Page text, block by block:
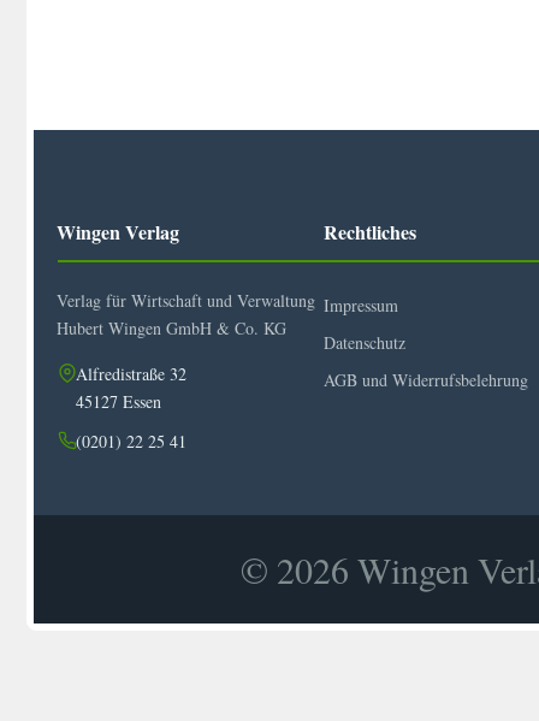
Wingen Verlag
Verlag für Wirtschaft und Verwaltung
Hubert Wingen GmbH & Co. KG
Alfredistraße 32
45127 Essen
(0201) 22 25 41
Rechtliches
Impressum
Datenschutz
AGB und Widerrufsbelehrung
© 2026 Wingen